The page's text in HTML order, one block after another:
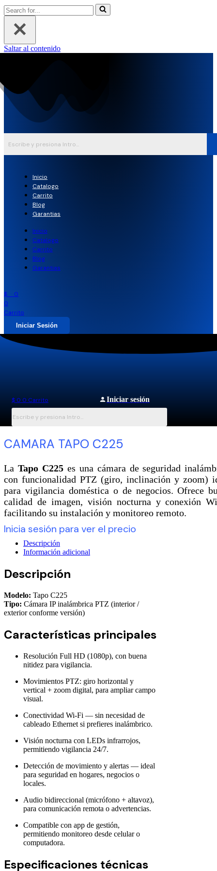
Buscar...
Saltar al contenido
Inicio
Catalogo
Carrito
Blog
Garantias
Inicio
Catalogo
Carrito
Blog
Garantias
$ 0
0
Carrito
Iniciar Sesión
$ 0 0 Carrito Iniciar sesión
CAMARA TAPO C225
La Tapo C225es una cámara de seguridad
con funcionalidad PTZ (giro, inclinación y zoom)
para vigilancia doméstica o de negocios. Ofrece
calidad de imagen, visión nocturna y conexión
facilitando su instalación y monitoreo remoto.
Inicia sesión para ver el precio
Descripción
Información adicional
Descripción
Modelo: Tapo C225
Tipo: Cámara IP inalámbrica PTZ (interior /
exterior conforme versión)
Características principales
Resolución Full HD (1080p), con buena
nitidez para vigilancia.
Movimientos PTZ: giro horizontal y
vertical + zoom digital, para ampliar campo
visual.
Conectividad Wi-Fi — sin necesidad de
cableado Ethernet si prefieres inalámbrico.
Visión nocturna con LEDs infrarrojos,
permitiendo vigilancia 24/7.
Detección de movimiento y alertas — ideal
para seguridad en hogares, negocios o
locales.
Audio bidireccional (micrófono + altavoz),
para comunicación remota o advertencias.
Compatible con app de gestión,
permitiendo monitoreo desde celular o
computadora.
Especificaciones técnicas